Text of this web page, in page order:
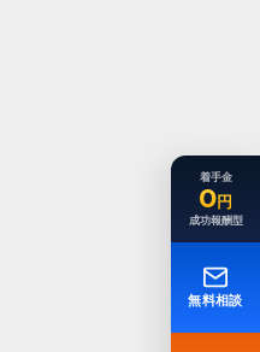
着手金
0円
成功報酬型
無料相談